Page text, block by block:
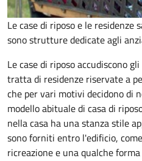
Le case di riposo e le residenze
sono strutture dedicate agli
Le case di riposo accudiscono
tratta di residenze riservate a
che per vari motivi decidono di
modello abituale di casa di
nella casa ha una stanza stile
sono forniti entro l'edificio,
ricreazione e una qualche